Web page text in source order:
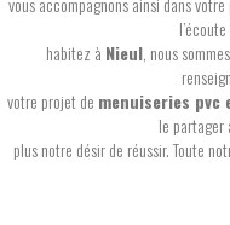
habitez à Nieul, nous
votre projet de menuiseries pvc
le partager
plus notre désir de réussir. Toute